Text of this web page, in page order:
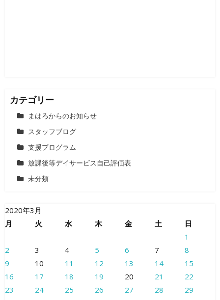
カテゴリー
まはろからのお知らせ
スタッフブログ
支援プログラム
放課後等デイサービス自己評価表
未分類
2020年3月
月
火 水 木 金 土
日
1
2
3 4 5 6 7
8
9
10 11 12 13 14
15
16
17 18 19 20 21
22
23
24 25 26 27 28
29